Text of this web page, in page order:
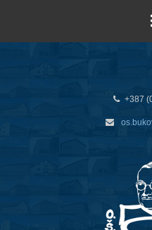
+387